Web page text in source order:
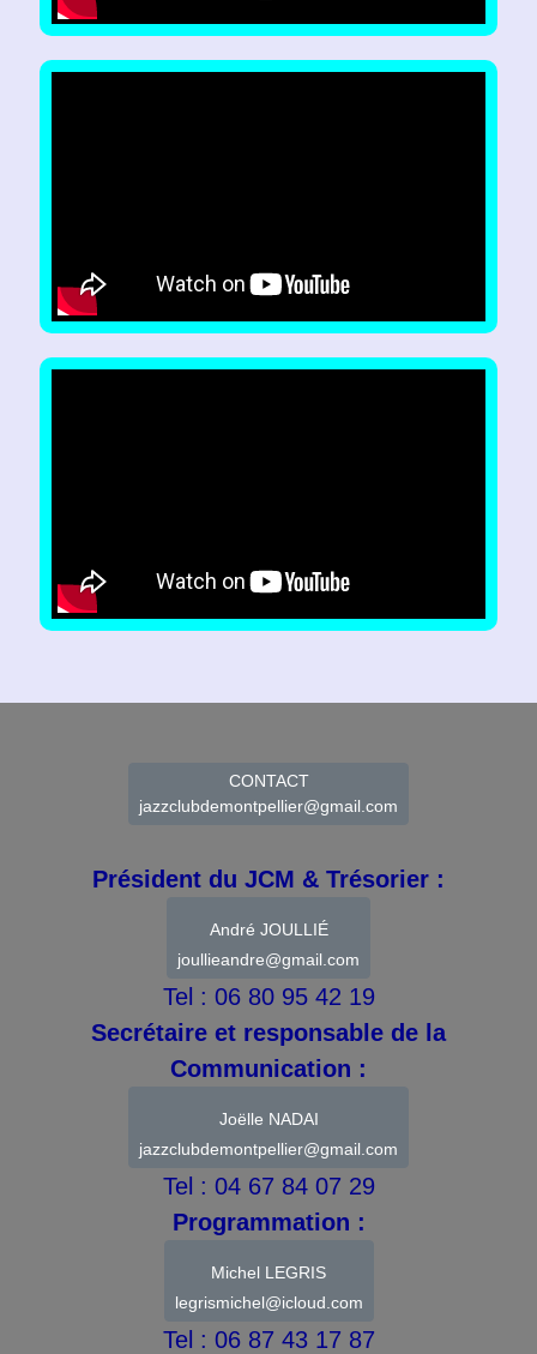
CONTACT
jazzclubdemontpellier@gmail.com
Président du JCM & Trésorier :
André JOULLIÉ
joullieandre@gmail.com
Tel : 06 80 95 42 19
Secrétaire et responsable de la
Communication :
Joëlle NADAI
jazzclubdemontpellier@gmail.com
Tel : 04 67 84 07 29
Programmation :
Michel LEGRIS
legrismichel@icloud.com
Tel : 06 87 43 17 87